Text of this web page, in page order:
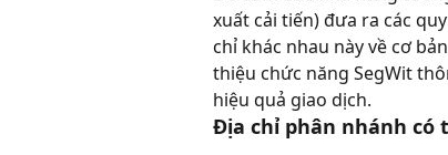
xuất cải tiến) đưa ra các
chỉ khác nhau này về cơ
thiệu chức năng SegWit
hiệu quả giao dịch.
Địa chỉ phân nhánh có